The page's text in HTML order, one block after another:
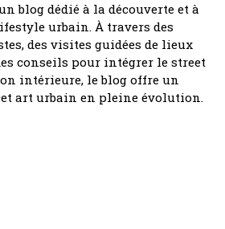
blog dédié à la découverte et à
urbain. À travers des
des visites guidées de lieux
conseils pour intégrer le street
intérieure, le blog offre un
art urbain en pleine évolution.